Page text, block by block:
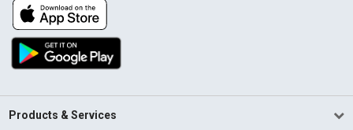
Products & Services